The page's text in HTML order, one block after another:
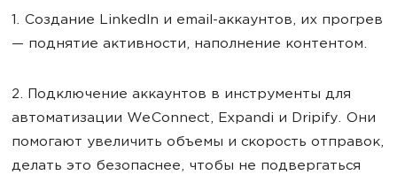
1. Создание LinkedIn и email-аккаунтов, их прогрев
— поднятие активности, наполнение контентом.
2. Подключение аккаунтов в инструменты для
автоматизации WeConnect, Expandi и Dripify. Они
помогают увеличить объемы и скорость отправок,
делать это безопаснее, чтобы не подвергаться